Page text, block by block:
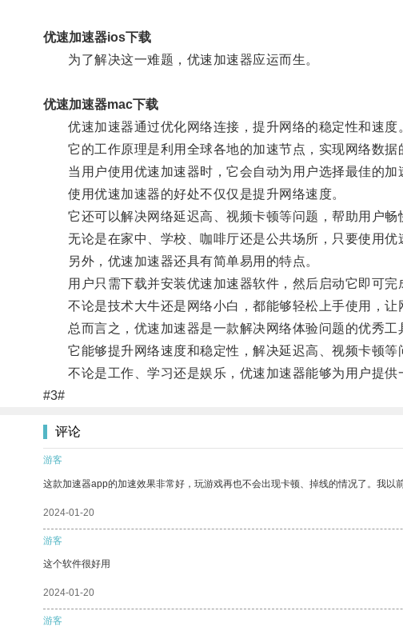
优速加速器ios下载
为了解决这一难题，优速加速器应运而生。
优速加速器mac下载
优速加速器通过优化网络连接，提升网络的稳定性和速度
它的工作原理是利用全球各地的加速节点，实现网络数据
当用户使用优速加速器时，它会自动为用户选择最佳的加
使用优速加速器的好处不仅仅是提升网络速度。
它还可以解决网络延迟高、视频卡顿等问题，帮助用户畅
无论是在家中、学校、咖啡厅还是公共场所，只要使用优
另外，优速加速器还具有简单易用的特点。
用户只需下载并安装优速加速器软件，然后启动它即可完
不论是技术大牛还是网络小白，都能够轻松上手使用，让
总而言之，优速加速器是一款解决网络体验问题的优秀工
它能够提升网络速度和稳定性，解决延迟高、视频卡顿等
不论是工作、学习还是娱乐，优速加速器能够为用户提供
#3#
评论
游客
这款加速器app的加速效果非常好，玩游戏再也不会出现卡顿、掉线的情况了。我以
2024-01-20
游客
这个软件很好用
2024-01-20
游客